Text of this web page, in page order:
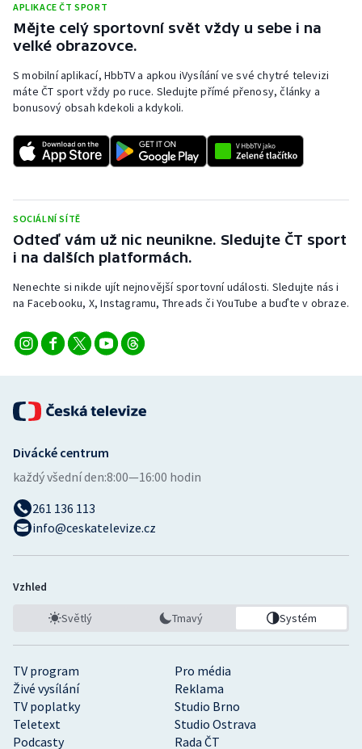
APLIKACE ČT SPORT
Mějte celý sportovní svět vždy u sebe i na
velké obrazovce.
S mobilní aplikací, HbbTV a apkou iVysílání ve své chytré televizi
máte ČT sport vždy po ruce. Sledujte přímé přenosy, články a
bonusový obsah kdekoli a kdykoli.
SOCIÁLNÍ SÍTĚ
Odteď vám už nic neunikne. Sledujte ČT sport
i na dalších platformách.
Nenechte si nikde ujít nejnovější sportovní události. Sledujte nás i
na Facebooku, X, Instagramu, Threads či YouTube a buďte v obraze.
TV program
Pro média
Živé vysílání
Reklama
TV poplatky
Studio Brno
Teletext
Studio Ostrava
Podcasty
Rada ČT
Divácké centrum
každý všední den:8:00—16:00 hodin
261 136 113
info@ceskatelevize.cz
Vzhled
Světlý Tmavý Systém